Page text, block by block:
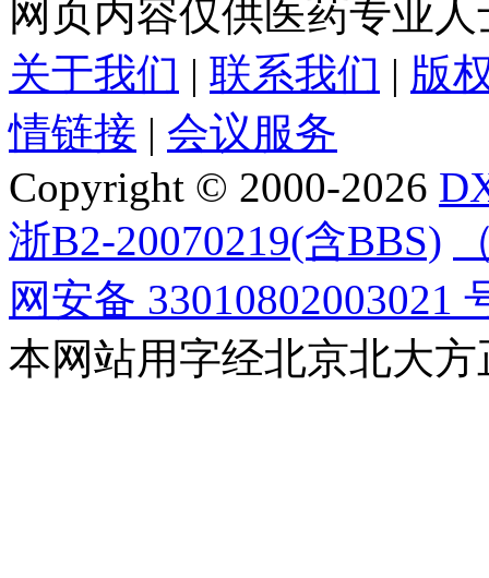
网页内容仅供医药专业
关于我们 | 联系我们 | 版
情链接 | 会议服务
Copyright © 2000-2026
浙B2-20070219(含BBS)
网安备 33010802003021
本网站用字经北京北大